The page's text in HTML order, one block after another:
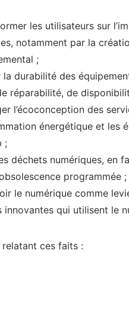
les utilisateurs sur
notamment par la
;
la durabilité des
réparabilité, de
l’écoconception des
énergétique et les
;
déchets numériques, en
programmée ;
le numérique comme
innovantes qui utilisent le
ces faits :